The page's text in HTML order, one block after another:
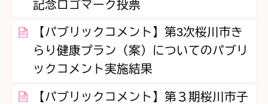
記念ロゴマーク投票
【パブリックコメント】第3次桜川市き
らり健康プラン（案）についてのパブリ
ックコメント実施結果
【パブリックコメント】第３期桜川市子